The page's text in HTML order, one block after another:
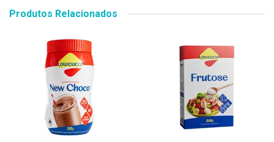
Produtos Relacionados